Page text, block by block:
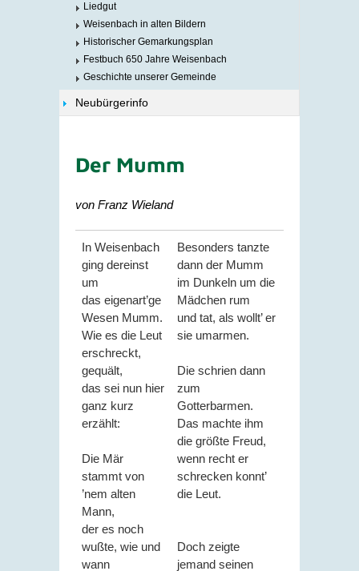
Liedgut
Weisenbach in alten Bildern
Historischer Gemarkungsplan
Festbuch 650 Jahre Weisenbach
Geschichte unserer Gemeinde
Neubürgerinfo
Der Mumm
von Franz Wieland
In Weisenbach
ging dereinst
um
das eigenart’ge
Wesen Mumm.
Wie es die Leut
erschreckt,
gequält,
das sei nun hier
ganz kurz
erzählt:
Die Mär
stammt von
’nem alten
Mann,
der es noch
wußte, wie und
wann
Besonders tanzte
dann der Mumm
im Dunkeln um die
Mädchen rum
und tat, als wollt’ er
sie umarmen.
Die schrien dann
zum
Gotterbarmen.
Das machte ihm
die größte Freud,
wenn recht er
schrecken konnt’
die Leut.
Doch zeigte
jemand seinen